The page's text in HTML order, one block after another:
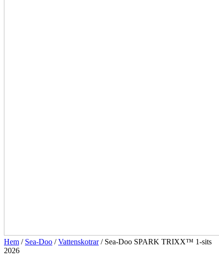
Hem / Sea-Doo /Vattenskotrar/ Sea-Doo SPARK TRIXX™ 1-sits
2026